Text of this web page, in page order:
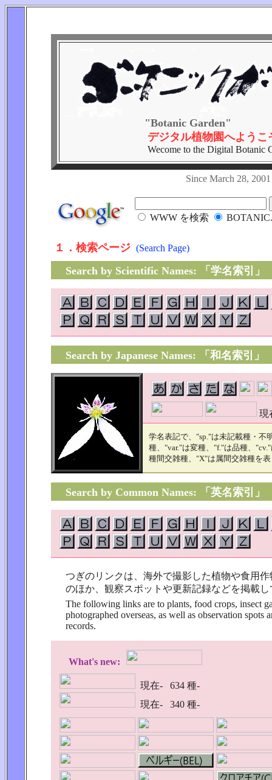
"Botanic Garden"
デジタル植物園へようこ
Wecome to the Digital Botanic
Since March 28,
WWW を検索
１．検索ページ (Search Page)
Search by Scientific Names: 「学名索引」
Search by Japanese Names: 「和名索引」
現
学名表記で、"sp."は未記載種・不
種、"var."は変種、"f."は品種、
種間交雑種、"X"は属間交雑種を
Search by Common Names: 「英名索引」
つぎのリンクは、海外で撮影した植物や食用
のほか、観察スポットや更新記録などを掲載
The following links are to plants, food crops, insect
photographed overseas, as well as observation spots
records.
What's new:
現在-
634 種-
現在-
340 種-